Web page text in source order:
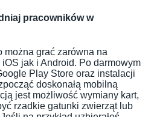
pracowników w
można grać zarówna na
jak i Android. Po darmowym
Play Store oraz instalacji
doskonałą mobilną
jest możliwość wymiany kart,
rzadkie gatunki zwierząt lub